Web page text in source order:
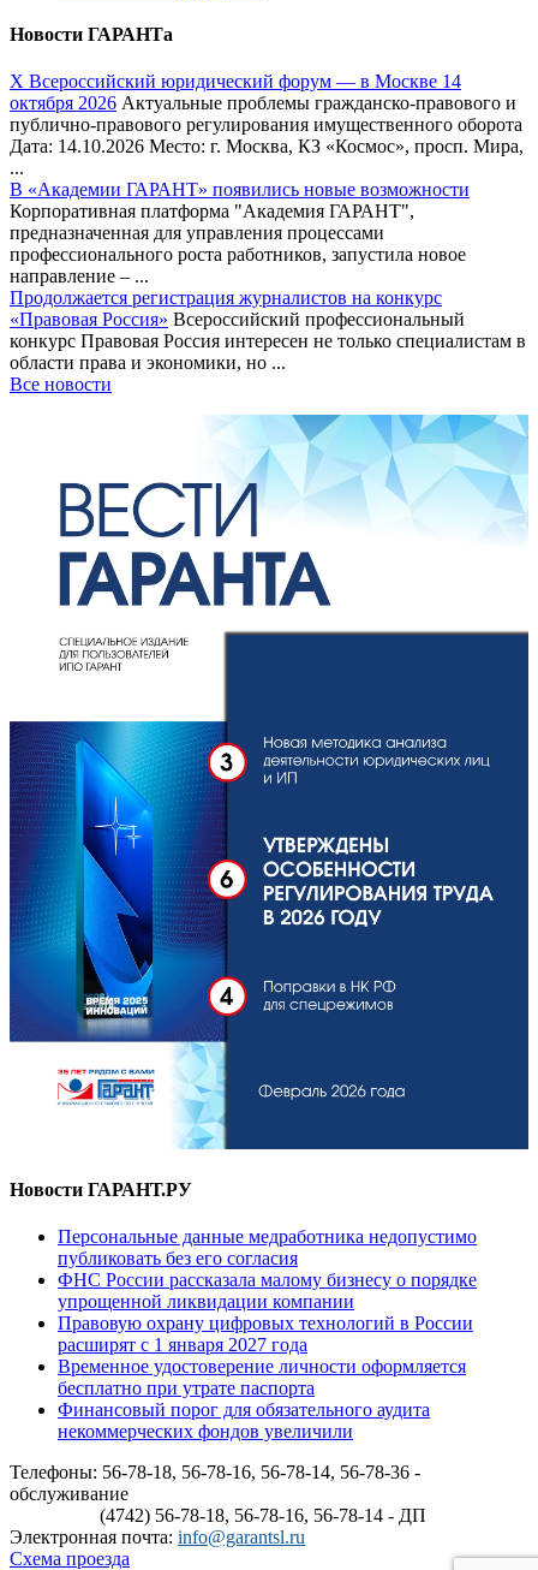
Новости ГАРАНТа
Х Всероссийский юридический форум — в Москве 14
октября 2026 Актуальные проблемы гражданско-правового и
публично-правового регулирования имущественного оборота
Дата: 14.10.2026 Место: г. Москва, КЗ «Космос», просп. Мира,
...
В «Академии ГАРАНТ» появились новые возможности
Корпоративная платформа "Академия ГАРАНТ",
предназначенная для управления процессами
профессионального роста работников, запустила новое
направление – ...
Продолжается регистрация журналистов на конкурс
«Правовая Россия» Всероссийский профессиональный
конкурс Правовая Россия интересен не только специалистам в
области права и экономики, но ...
Все новости
Новости ГАРАНТ.РУ
Персональные данные медработника недопустимо
публиковать без его согласия
ФНС России рассказала малому бизнесу о порядке
упрощенной ликвидации компании
Правовую охрану цифровых технологий в России
расширят с 1 января 2027 года
Временное удостоверение личности оформляется
бесплатно при утрате паспорта
Финансовый порог для обязательного аудита
некоммерческих фондов увеличили
Телефоны: 56-78-18, 56-78-16, 56-78-14, 56-78-36 -
обслуживание
(4742) 56-78-18, 56-78-16, 56-78-14 - ДП
Электронная почта: info@garantsl.ru
Схема проезда